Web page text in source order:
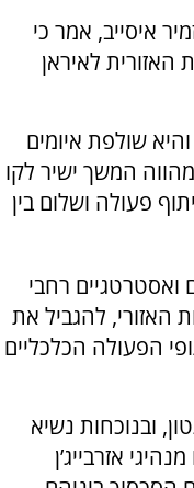
איסייב, אמר כי
לאיראן
שולפת איומים
המשך ישיר לקו
פעולה ושלום בין
ואסטרטגיים רחבי
האזורי, להגביל את
הפעולה הכלכליים
ובנוכחות נשיא
אזרבייג’ן